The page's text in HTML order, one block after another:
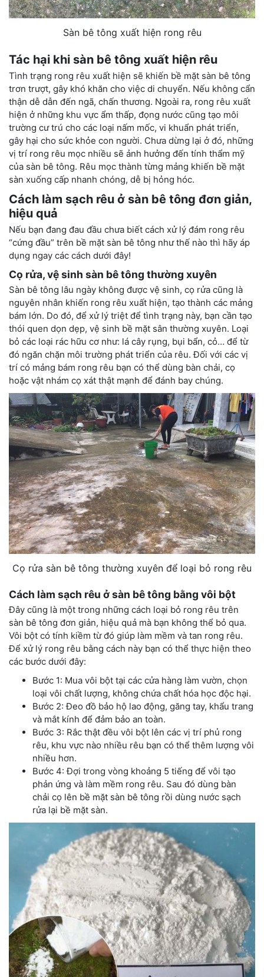
Sàn bê tông xuất hiện rong rêu
Tác hại khi sàn bê tông xuất hiện rêu
Tình trạng rong rêu xuất hiện sẽ khiến bề mặt sàn bê tông
trơn trượt, gây khó khăn cho việc di chuyển. Nếu không cẩn
thận dễ dẫn đến ngã, chấn thương. Ngoài ra, rong rêu xuất
hiện ở những khu vực ẩm thấp, đọng nước cũng tạo môi
trường cư trú cho các loại nấm mốc, vi khuẩn phát triển,
gây hại cho sức khỏe con người. Chưa dừng lại ở đó, những
vị trí rong rêu mọc nhiều sẽ ảnh hưởng đến tính thẩm mỹ
của sàn bê tông. Rêu mọc thành từng mảng khiến bề mặt
sàn xuống cấp nhanh chóng, dễ bị hỏng hóc.
Cách làm sạch rêu ở sàn bê tông đơn giản,
hiệu quả
Nếu bạn đang đau đầu chưa biết cách xử lý đám rong rêu
“cứng đầu” trên bề mặt sàn bê tông như thế nào thì hãy áp
dụng ngay các cách dưới đây!
Cọ rửa, vệ sinh sàn bê tông thường xuyên
Sàn bê tông lâu ngày không được vệ sinh, cọ rửa cũng là
nguyên nhân khiến rong rêu xuất hiện, tạo thành các mảng
bám lớn. Do đó, để xử lý triệt để tình trạng này, bạn cần tạo
thói quen dọn dẹp, vệ sinh bề mặt sân thường xuyên. Loại
bỏ các loại rác hữu cơ như: lá cây rụng, bụi bẩn, cỏ… để từ
đó ngăn chặn môi trường phát triển của rêu. Đối với các vị
trí có mảng bám rong rêu bạn có thể dùng bàn chải, cọ
hoặc vật nhám cọ xát thật mạnh để đánh bay chúng.
Cọ rửa sàn bê tông thường xuyên để loại bỏ rong rêu
Cách làm sạch rêu ở sàn bê tông bằng vôi bột
Đây cũng là một trong những cách loại bỏ rong rêu trên
sàn bê tông đơn giản, hiệu quả mà bạn không thể bỏ qua.
Vôi bột có tính kiềm từ đó giúp làm mềm và tan rong rêu.
Để xử lý rong rêu bằng cách này bạn có thể thực hiện theo
các bước dưới đây:
Bước 1: Mua vôi bột tại các cửa hàng làm vườn, chọn
loại vôi chất lượng, không chứa chất hóa học độc hại.
Bước 2: Đeo đồ bảo hộ lao động, găng tay, khẩu trang
và mắt kính để đảm bảo an toàn.
Bước 3: Rắc thật đều vôi bột lên các vị trí phủ rong
rêu, khu vực nào nhiều rêu bạn có thể thêm lượng vôi
nhiều hơn.
Bước 4: Đợi trong vòng khoảng 5 tiếng để vôi tạo
phản ứng và làm mềm rong rêu. Sau đó dùng bàn
chải cọ lên bề mặt sàn bê tông rồi dùng nước sạch
rửa lại bề mặt sàn.